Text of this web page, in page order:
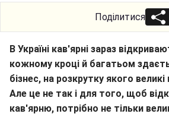
Поділитися
В Україні кав'ярні зараз
кожному кроці й багатьом
бізнес, на розкрутку якого
Але це не так і для того, щоб
кав'ярню, потрібно не тільки